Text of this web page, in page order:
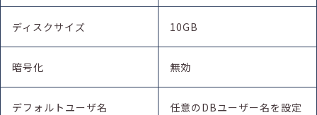
ディスクサイズ 10GB
暗号化 無効
デフォルトユーザ名 任意のDBユーザー名を設定